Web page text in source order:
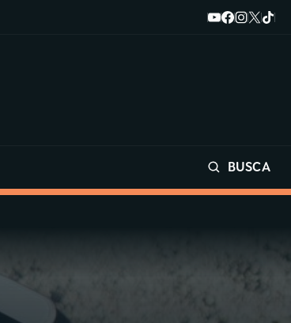
BUSCA